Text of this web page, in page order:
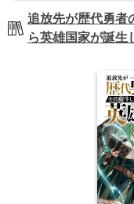
追放先が歴代勇者
ら英雄国家が誕生